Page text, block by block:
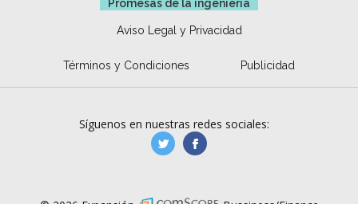
Promesas de la ingeniería
Aviso Legal y Privacidad
Términos y Condiciones Publicidad
Síguenos en nuestras redes sociales:
manufacturaGE